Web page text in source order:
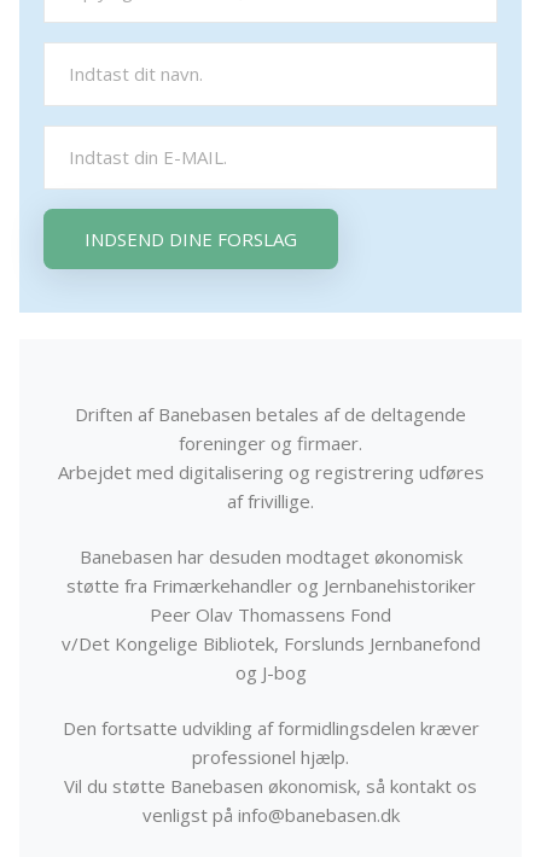
INDSEND DINE FORSLAG
Driften af Banebasen betales af de deltagende
foreninger og firmaer.
Arbejdet med digitalisering og registrering udføres
af frivillige.
Banebasen har desuden modtaget økonomisk
støtte fra Frimærkehandler og Jernbanehistoriker
Peer Olav Thomassens Fond
v/Det Kongelige Bibliotek, Forslunds Jernbanefond
og J-bog
Den fortsatte udvikling af formidlingsdelen kræver
professionel hjælp.
Vil du støtte Banebasen økonomisk, så kontakt os
venligst på info@banebasen.dk